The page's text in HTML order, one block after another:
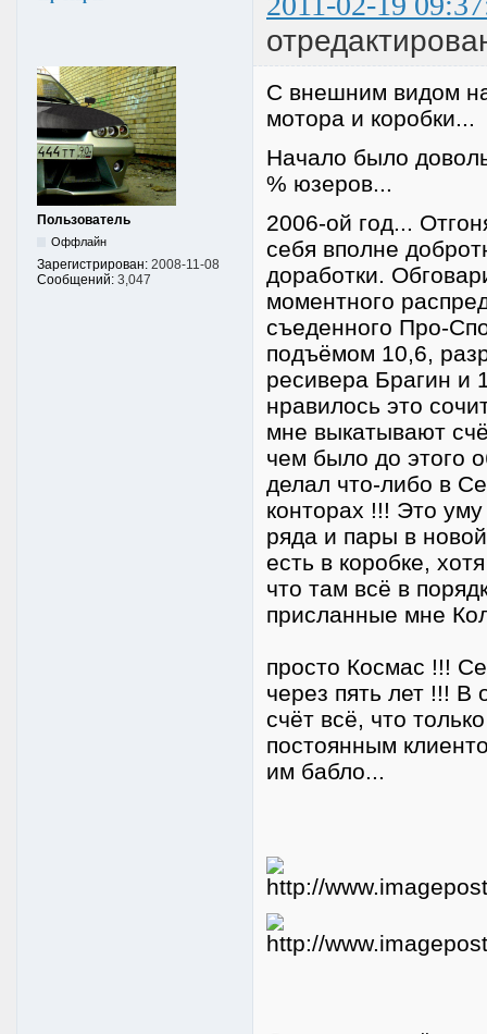
Пользователь
Оффлайн
Зарегистрирован: 2008-11-08
Сообщений: 3,047
С внешним видом
мотора и коробки...
Начало было
% юзеров...
2006-ой год...
себя вполне
доработки.
моментного
съеденного Про-
подъёмом 10,6,
ресивера Брагин и
нравилось это
мне выкатывают
чем было до этого
делал что-либо в
конторах !!! Это
ряда и пары в
есть в коробке,
что там всё в
присланные мне
просто Космас !!!
через пять лет !!!
счёт всё, что
постоянным
им бабло...